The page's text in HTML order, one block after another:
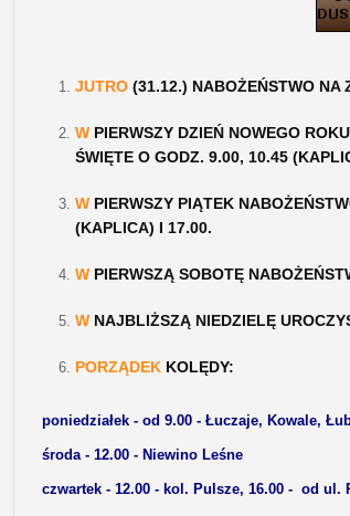
JUTRO (31.12.) NABOŻEŃSTWO NA
W PIERWSZY DZIEŃ NOWEGO
ŚWIĘTE O GODZ. 9.00, 10.45
W PIERWSZY PIĄTEK
(KAPLICA) I 17.00.
W PIERWSZĄ SOBOTĘ
W NAJBLIŻSZĄ NIEDZIELĘ
PORZĄDEK KOLĘDY:
poniedziałek - od 9.00 - Łuczaje, Kowale,
środa - 12.00 - Niewino Leśne
czwartek - 12.00 - kol. Pulsze, 16.00 - od